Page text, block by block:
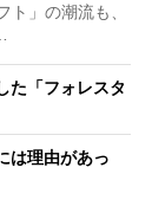
」の潮流も、
た「フォレスタ
は理由があっ